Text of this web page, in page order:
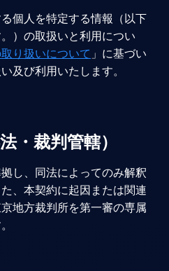
個人を特定する情報（以下
）の取扱いと利用につい
り扱いについて」に基づい
及び利用いたします。
・裁判管轄）
し、同法によってのみ解釈
、本契約に起因または関連
地方裁判所を第一審の専属